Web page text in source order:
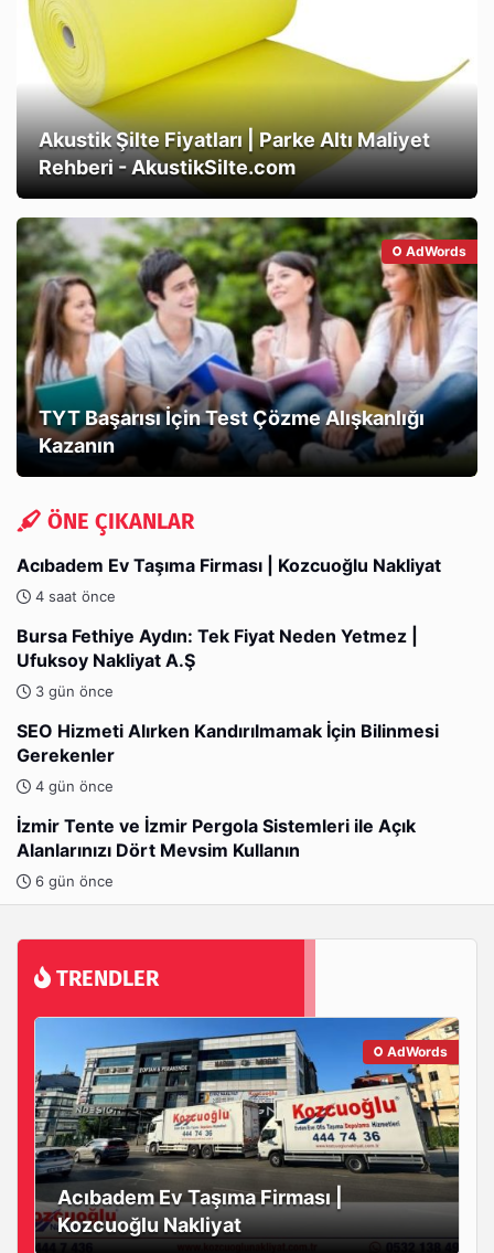
Akustik Şilte Fiyatları | Parke Altı Maliyet
Rehberi - AkustikSilte.com
AdWords
TYT Başarısı İçin Test Çözme Alışkanlığı
Kazanın
ÖNE ÇIKANLAR
Acıbadem Ev Taşıma Firması | Kozcuoğlu Nakliyat
4 saat önce
Bursa Fethiye Aydın: Tek Fiyat Neden Yetmez |
Ufuksoy Nakliyat A.Ş
3 gün önce
SEO Hizmeti Alırken Kandırılmamak İçin Bilinmesi
Gerekenler
4 gün önce
İzmir Tente ve İzmir Pergola Sistemleri ile Açık
Alanlarınızı Dört Mevsim Kullanın
6 gün önce
TRENDLER
AdWords
Acıbadem Ev Taşıma Firması |
Kozcuoğlu Nakliyat